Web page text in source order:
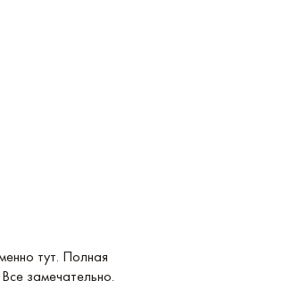
тут. Полная
замечательно.